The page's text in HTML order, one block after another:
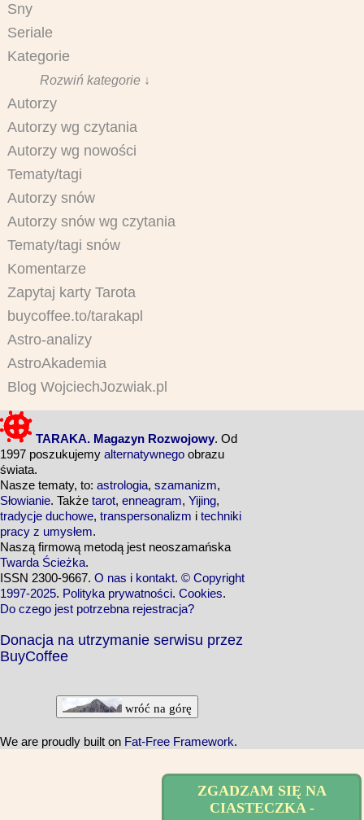
ZGADZAM SIĘ NA
CIASTECZKA -
Sny
Seriale
Kategorie
Rozwiń kategorie ↓
Autorzy
Autorzy wg czytania
Autorzy wg nowości
Tematy/tagi
Autorzy snów
Autorzy snów wg czytania
Tematy/tagi snów
Komentarze
Zapytaj karty Tarota
buycoffee.to/tarakapl
Astro-analizy
AstroAkademia
Blog WojciechJozwiak.pl
TARAKA. Magazyn Rozwojowy. Od
1997 poszukujemy alternatywnego obrazu
świata.
Nasze tematy, to: astrologia, szamanizm,
Słowianie. Także tarot, enneagram, Yijing,
tradycje duchowe, transpersonalizm i techniki
pracy z umysłem.
Naszą firmową metodą jest neoszamańska
Twarda Ścieżka.
ISSN 2300-9667. O nas i kontakt. © Copyright
1997-2025. Polityka prywatności. Cookies.
Do czego jest potrzebna rejestracja?
Donacja na utrzymanie serwisu przez
BuyCoffee
wróć na górę
We are proudly built on Fat-Free Framework.